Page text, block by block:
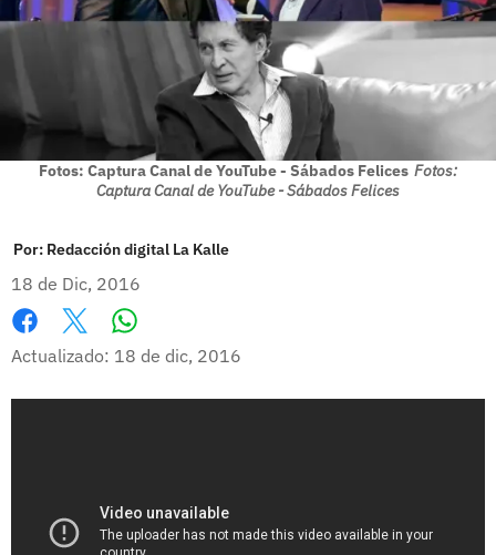
Fotos: Captura Canal de YouTube - Sábados Felices Fotos:
Captura Canal de YouTube - Sábados Felices
Por: Redacción digital La Kalle
18 de Dic, 2016
Facebook
X
Actualizado: 18 de dic, 2016